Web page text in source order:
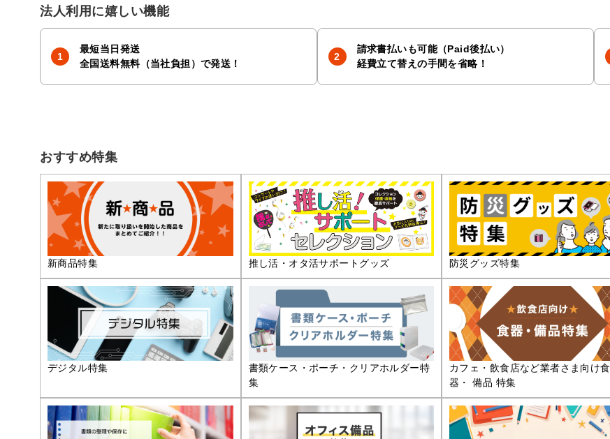
法人利用に嬉しい機能
最短当日発送
全国送料無料（当社負担）で発送！
請求書払いも可能（Paid後払い）
経費立て替えの手間を省略！
おすすめ特集
新商品特集 推し活・オタ活サポートグッズ 防災グッズ特集
デジタル特集
書類ケース・ポーチ・クリアホルダー特
集
カフェ・飲食店など業者さま向け食
器・ 備品 特集